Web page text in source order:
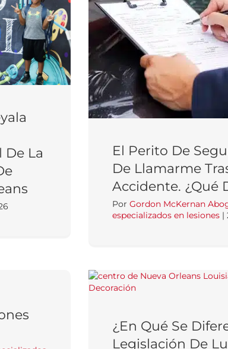
La
El Perito De
De Llamarme
Accidente. ¿Qué
Por Gordon McKernan
especializados en lesiones |
¿En Qué Se
Legislación De